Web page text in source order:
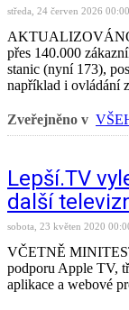
středa, 24 červen 2026 00:00
přes 140.000
stanic (nyní 173),
například i ovládání
Zveřejněno v
Lepší.TV
další
sobota, 23 květen 2020
VČETNĚ
podporu Apple TV,
aplikace a webové